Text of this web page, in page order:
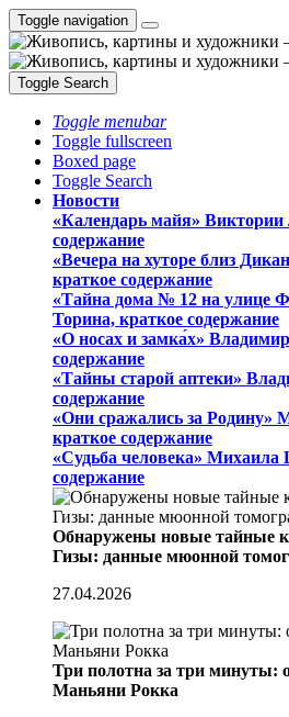
Toggle navigation
Toggle Search
Toggle menubar
Toggle fullscreen
Boxed page
Toggle Search
Новости
«Календарь майя» Виктории
содержание
«Вечера на хуторе близ
краткое содержание
«Тайна дома № 12 на улице
Торина, краткое содержание
«О носах и замка́х»
содержание
«Тайны старой аптеки»
содержание
«Они сражались за Родину»
краткое содержание
«Судьба человека» Михаила
содержание
Обнаружены новые тайные
Гизы: данные мюонной
27.04.2026
Три полотна за три минуты:
Маньяни Рокка